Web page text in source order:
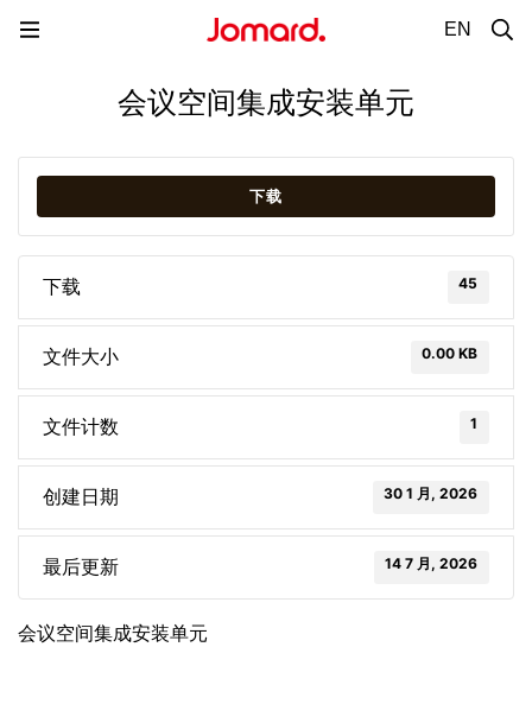
EN
会议空间集成安装单元
下载
下载 45
文件大小 0.00 KB
文件计数 1
创建日期 30 1 月, 2026
最后更新 14 7 月, 2026
会议空间集成安装单元